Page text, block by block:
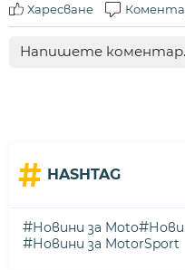
Харесване
# HASHTAG
#Новини за Moto#
#Новини за MotorSport